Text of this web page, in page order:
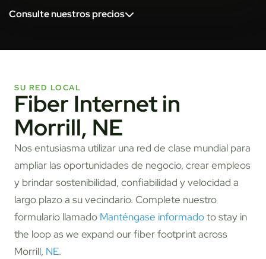
Consulte nuestros precios
SU RED LOCAL
Fiber Internet in
Morrill, NE
Nos entusiasma utilizar una red de clase mundial para
ampliar las oportunidades de negocio, crear empleos
y brindar sostenibilidad, confiabilidad y velocidad a
largo plazo a su vecindario. Complete nuestro
formulario llamado Manténgase informadoto stay in
the loop as we expand our fiber footprint across
Morrill, NE.